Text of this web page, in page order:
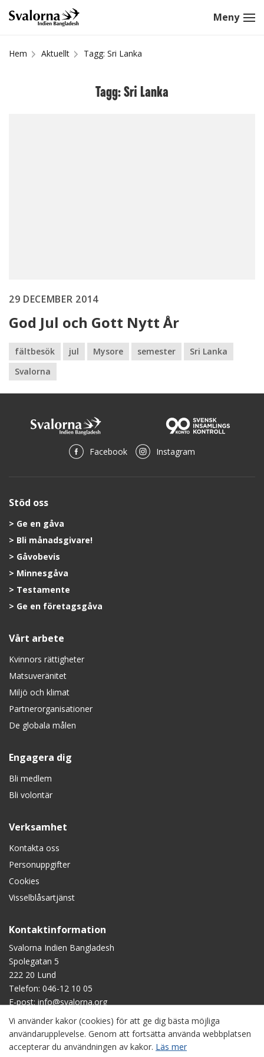
Hem Aktuellt Tagg: Sri Lanka
Tagg: Sri Lanka
29 DECEMBER 2014
God Jul och Gott Nytt År
fältbesök jul Mysore semester
Sri Lanka
Svalorna
Facebook Instagram
Stöd oss
Ge en gåva
Bli månadsgivare!
Gåvobevis
Minnesgåva
Testamente
Ge en företagsgåva
Vårt arbete
Kvinnors rättigheter
Matsuveränitet
Miljö och klimat
Partnerorganisationer
De globala målen
Engagera dig
Bli medlem
Bli volontär
Verksamhet
Kontakta oss
Personuppgifter
Cookies
Visselblåsartjänst
Kontaktinformation
Svalorna Indien Bangladesh
Spolegatan 5
222 20 Lund
Telefon: 046-12 10 05
E-post:info@svalorna.org
Swish: 90 123 45
Plusgiro: 90 1234-5
Bankgiro: 901-2345
Vi använder kakor (cookies) för att ge dig bästa möjliga
användarupplevelse. Genom att fortsätta använda webbplatsen
accepterar du användningen av kakor. Läs mer